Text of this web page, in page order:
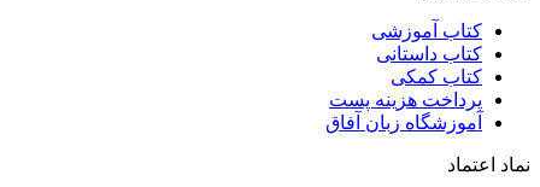
کتاب آموزشی
کتاب داستانی
کتاب کمکی
پرداخت هزینه پست
آموزشگاه زبان آفاق
نماد اعتماد